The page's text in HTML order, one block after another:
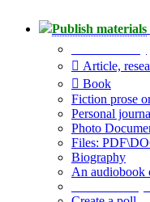
Publish materials
Article,
Book
Fiction prose
Personal
Photo
Files:
Biography
An audiobook